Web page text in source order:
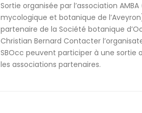
Sortie organisée par l’association
mycologique et botanique de
partenaire de la Société botanique
Christian Bernard Contacter
SBOcc peuvent participer à une sortie
les associations partenaires.